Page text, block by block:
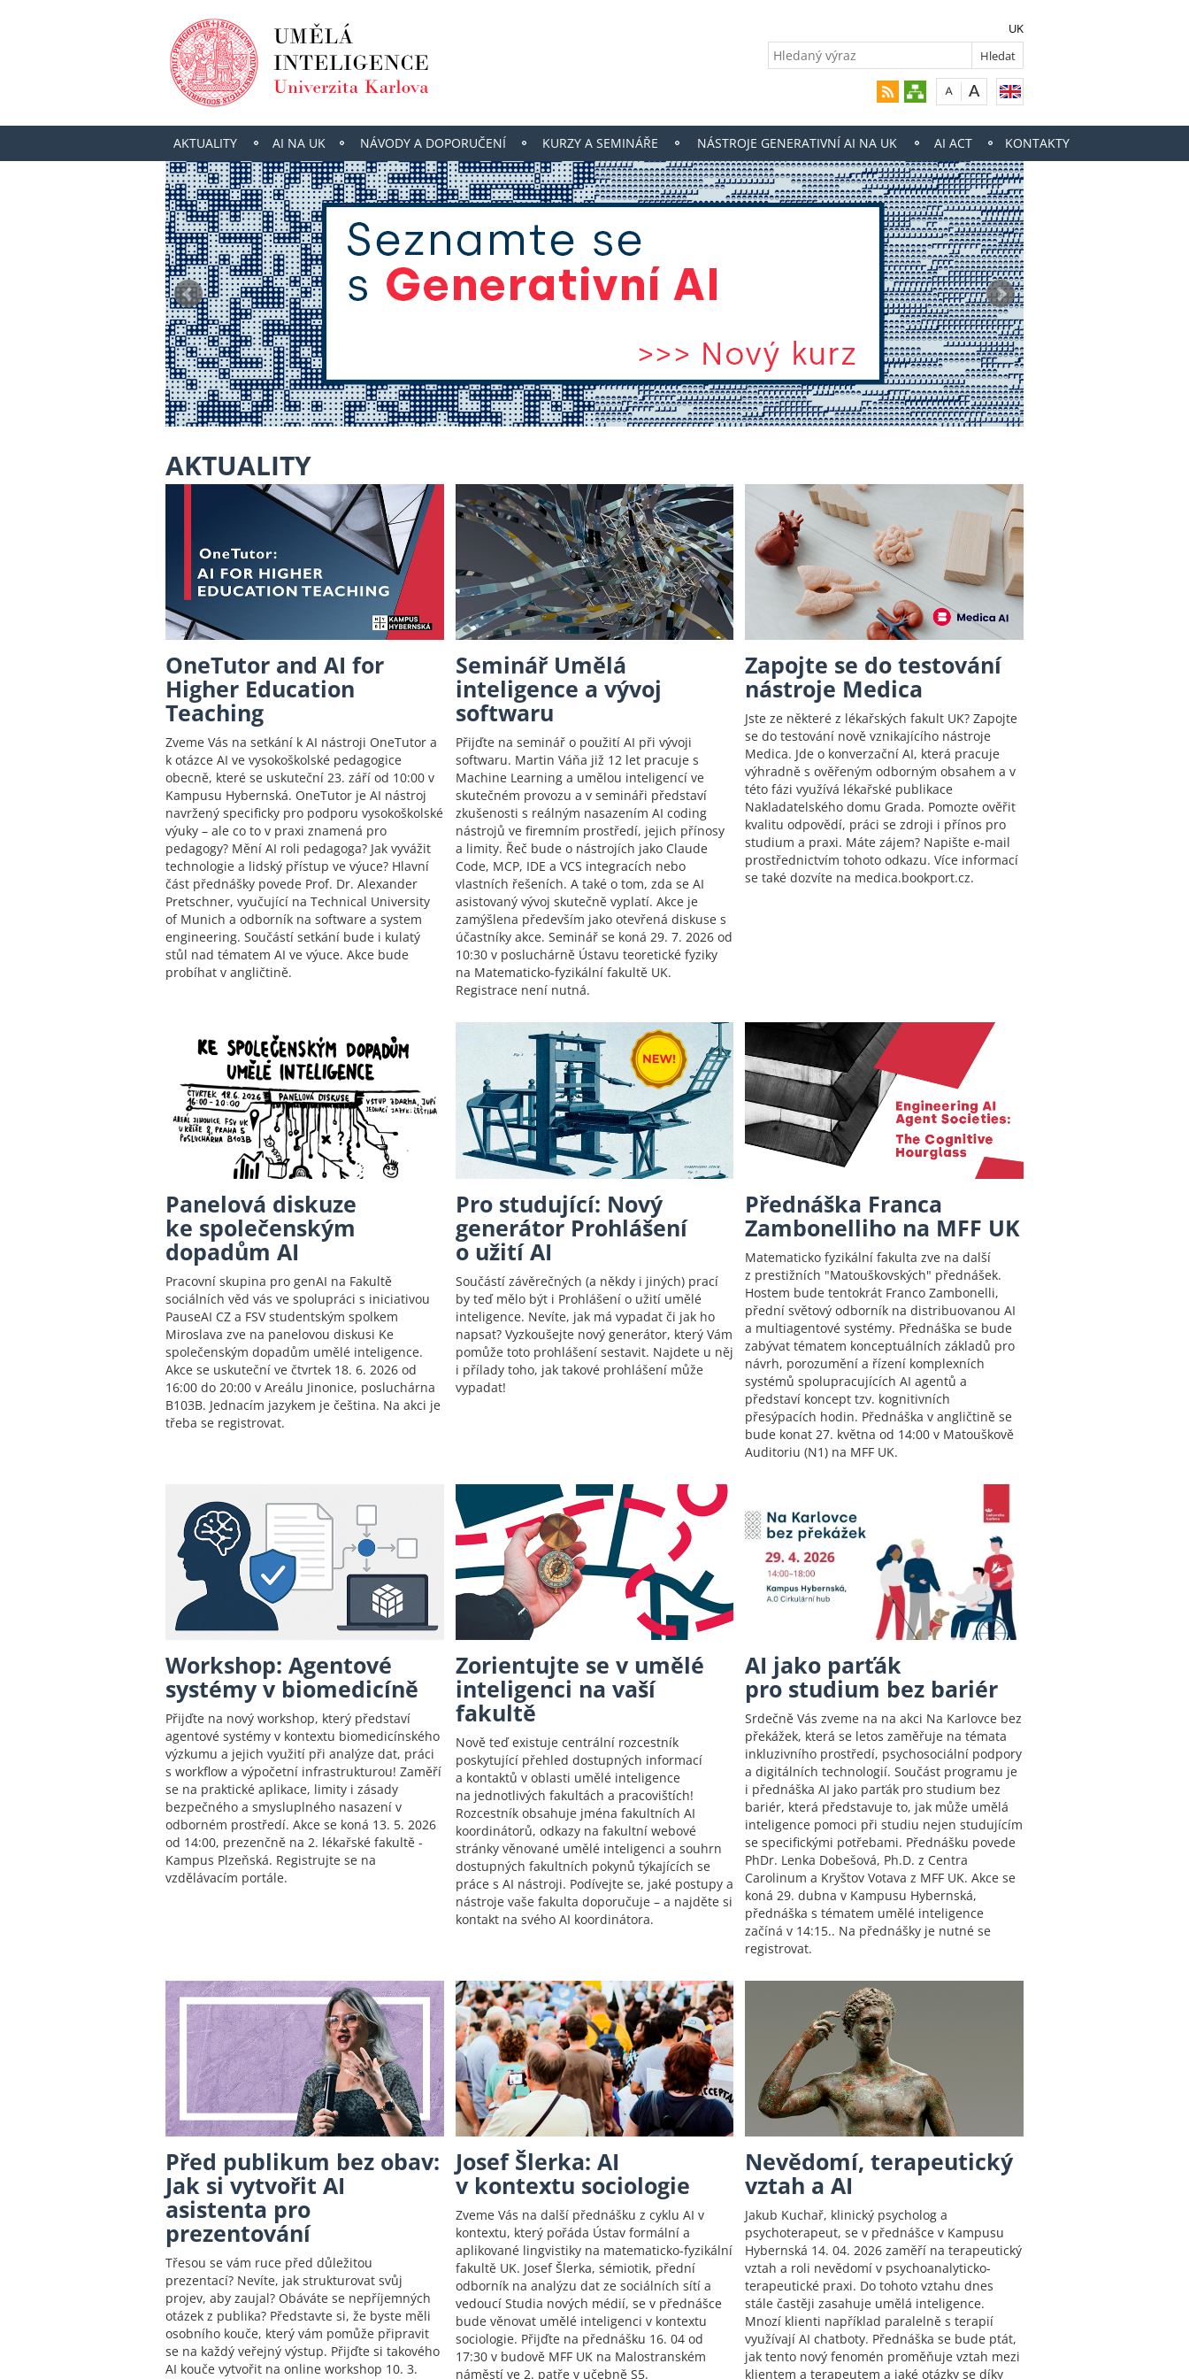
UK
AKTUALITY AI NA UK NÁVODY A DOPORUČENÍ KURZY A SEMINÁŘE NÁSTROJE GENERATIVNÍ AI NA UK AI ACT KONTAKTY
AKTUALITY
OneTutor and AI for
Higher Education
Teaching
Zveme Vás na setkání k AI nástroji OneTutor a
k otázce AI ve vysokoškolské pedagogice
obecně, které se uskuteční 23. září od 10:00 v
Kampusu Hybernská. OneTutor je AI nástroj
navržený specificky pro podporu vysokoškolské
výuky – ale co to v praxi znamená pro
pedagogy? Mění AI roli pedagoga? Jak vyvážit
technologie a lidský přístup ve výuce? Hlavní
část přednášky povede Prof. Dr. Alexander
Pretschner, vyučující na Technical University
of Munich a odborník na software a system
engineering. Součástí setkání bude i kulatý
stůl nad tématem AI ve výuce. Akce bude
probíhat v angličtině.
Seminář Umělá
inteligence a vývoj
softwaru
Přijďte na seminář o použití AI při vývoji
softwaru. Martin Váňa již 12 let pracuje s
Machine Learning a umělou inteligencí ve
skutečném provozu a v semináři představí
zkušenosti s reálným nasazením AI coding
nástrojů ve firemním prostředí, jejich přínosy
a limity. Řeč bude o nástrojích jako Claude
Code, MCP, IDE a VCS integracích nebo
vlastních řešeních. A také o tom, zda se AI
asistovaný vývoj skutečně vyplatí. Akce je
zamýšlena především jako otevřená diskuse s
účastníky akce. Seminář se koná 29. 7. 2026 od
10:30 v posluchárně Ústavu teoretické fyziky
na Matematicko-fyzikální fakultě UK.
Registrace není nutná.
Zapojte se do testování
nástroje Medica
Jste ze některé z lékařských fakult UK? Zapojte
se do testování nově vznikajícího nástroje
Medica. Jde o konverzační AI, která pracuje
výhradně s ověřeným odborným obsahem a v
této fázi využívá lékařské publikace
Nakladatelského domu Grada. Pomozte ověřit
kvalitu odpovědí, práci se zdroji i přínos pro
studium a praxi. Máte zájem? Napište e-mail
prostřednictvím tohoto odkazu. Více informací
se také dozvíte na medica.bookport.cz.
Panelová diskuze
ke společenským
dopadům AI
Pracovní skupina pro genAI na Fakultě
sociálních věd vás ve spolupráci s iniciativou
PauseAI CZ a FSV studentským spolkem
Miroslava zve na panelovou diskusi Ke
společenským dopadům umělé inteligence.
Akce se uskuteční ve čtvrtek 18. 6. 2026 od
16:00 do 20:00 v Areálu Jinonice, posluchárna
B103B. Jednacím jazykem je čeština. Na akci je
třeba se registrovat.
Pro studující: Nový
generátor Prohlášení
o užití AI
Součástí závěrečných (a někdy i jiných) prací
by teď mělo být i Prohlášení o užití umělé
inteligence. Nevíte, jak má vypadat či jak ho
napsat? Vyzkoušejte nový generátor, který Vám
pomůže toto prohlášení sestavit. Najdete u něj
i přílady toho, jak takové prohlášení může
vypadat!
Přednáška Franca
Zambonelliho na MFF UK
Matematicko fyzikální fakulta zve na další
z prestižních "Matouškovských" přednášek.
Hostem bude tentokrát Franco Zambonelli,
přední světový odborník na distribuovanou AI
a multiagentové systémy. Přednáška se bude
zabývat tématem konceptuálních základů pro
návrh, porozumění a řízení komplexních
systémů spolupracujících AI agentů a
představí koncept tzv. kognitivních
přesýpacích hodin. Přednáška v angličtině se
bude konat 27. května od 14:00 v Matouškově
Auditoriu (N1) na MFF UK.
Workshop: Agentové
systémy v biomedicíně
Přijďte na nový workshop, který představí
agentové systémy v kontextu biomedicínského
výzkumu a jejich využití při analýze dat, práci
s workflow a výpočetní infrastrukturou! Zaměří
se na praktické aplikace, limity i zásady
bezpečného a smysluplného nasazení v
odborném prostředí. Akce se koná 13. 5. 2026
od 14:00, prezenčně na 2. lékařské fakultě -
Kampus Plzeňská. Registrujte se na
vzdělávacím portále.
Zorientujte se v umělé
inteligenci na vaší
fakultě
Nově teď existuje centrální rozcestník
poskytující přehled dostupných informací
a kontaktů v oblasti umělé inteligence
na jednotlivých fakultách a pracovištích!
Rozcestník obsahuje jména fakultních AI
koordinátorů, odkazy na fakultní webové
stránky věnované umělé inteligenci a souhrn
dostupných fakultních pokynů týkajících se
práce s AI nástroji. Podívejte se, jaké postupy a
nástroje vaše fakulta doporučuje – a najděte si
kontakt na svého AI koordinátora.
AI jako parťák
pro studium bez bariér
Srdečně Vás zveme na na akci Na Karlovce bez
překážek, která se letos zaměřuje na témata
inkluzivního prostředí, psychosociální podpory
a digitálních technologií. Součást programu je
i přednáška AI jako parťák pro studium bez
bariér, která představuje to, jak může umělá
inteligence pomoci při studiu nejen studujícím
se specifickými potřebami. Přednášku povede
PhDr. Lenka Dobešová, Ph.D. z Centra
Carolinum a Kryštov Votava z MFF UK. Akce se
koná 29. dubna v Kampusu Hybernská,
přednáška s tématem umělé inteligence
začíná v 14:15.. Na přednášky je nutné se
registrovat.
Před publikum bez obav:
Jak si vytvořit AI
asistenta pro
prezentování
Třesou se vám ruce před důležitou
prezentací? Nevíte, jak strukturovat svůj
projev, aby zaujal? Obáváte se nepříjemných
otázek z publika? Představte si, že byste měli
osobního kouče, který vám pomůže připravit
se na každý veřejný výstup. Přijďte si takového
AI kouče vytvořit na online workshop 10. 3.
Josef Šlerka: AI
v kontextu sociologie
Zveme Vás na další přednášku z cyklu AI v
kontextu, který pořáda Ústav formální a
aplikované lingvistiky na matematicko-fyzikální
fakultě UK. Josef Šlerka, sémiotik, přední
odborník na analýzu dat ze sociálních sítí a
vedoucí Studia nových médií, se v přednášce
bude věnovat umělé inteligenci v kontextu
sociologie. Přijďte na přednášku 16. 04 od
17:30 v budově MFF UK na Malostranském
náměstí ve 2. patře v učebně S5.
Nevědomí, terapeutický
vztah a AI
Jakub Kuchař, klinický psycholog a
psychoterapeut, se v přednášce v Kampusu
Hybernská 14. 04. 2026 zaměří na terapeutický
vztah a roli nevědomí v psychoanalyticko-
terapeutické praxi. Do tohoto vztahu dnes
stále častěji zasahuje umělá inteligence.
Mnozí klienti například paralelně s terapií
využívají AI chatboty. Přednáška se bude ptát,
jak tento nový fenomén proměňuje vztah mezi
klientem a terapeutem a jaké otázky se díky